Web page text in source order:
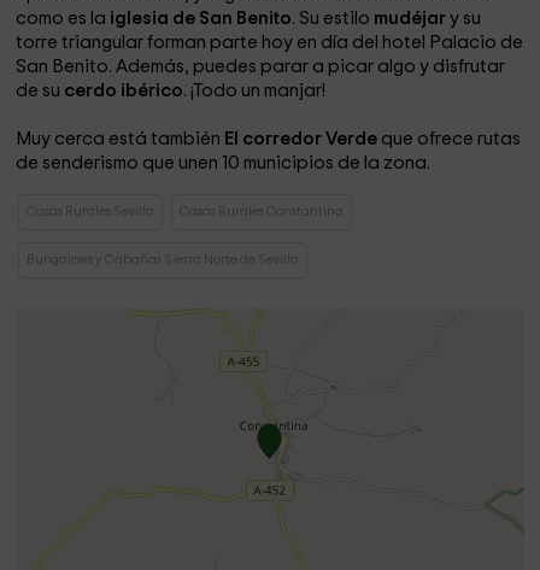
como es la iglesia de San Benito. Su estilo mudéjar y su
torre triangular forman parte hoy en día del hotel Palacio de
San Benito. Además, puedes parar a picar algo y disfrutar
de su cerdo ibérico. ¡Todo un manjar!
Muy cerca está también El corredor Verde que ofrece rutas
de senderismo que unen 10 municipios de la zona.
Casas Rurales Sevilla Casas Rurales Constantina
Bungalows y Cabañas Sierra Norte de Sevilla